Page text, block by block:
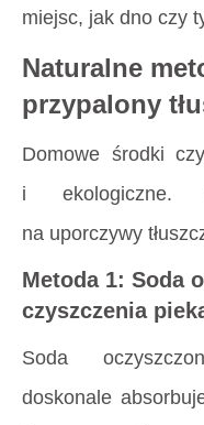
miejsc, jak dno czy
Naturalne
przypalony
Domowe środki
i ekologiczne.
na uporczywy
Metoda 1: Soda
czyszczenia
Soda
doskonale